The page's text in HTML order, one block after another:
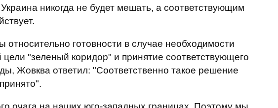
никогда не будет мешать, а соответствующим
готовности в случае необходимости
цели "зеленый коридор" и принятие соответствующего
Жовква ответил: "Соответственно такое решение